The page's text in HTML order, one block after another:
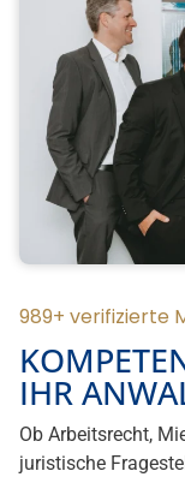
989+ verifizierte
IHR
Ob Arbeitsrecht,
juristische